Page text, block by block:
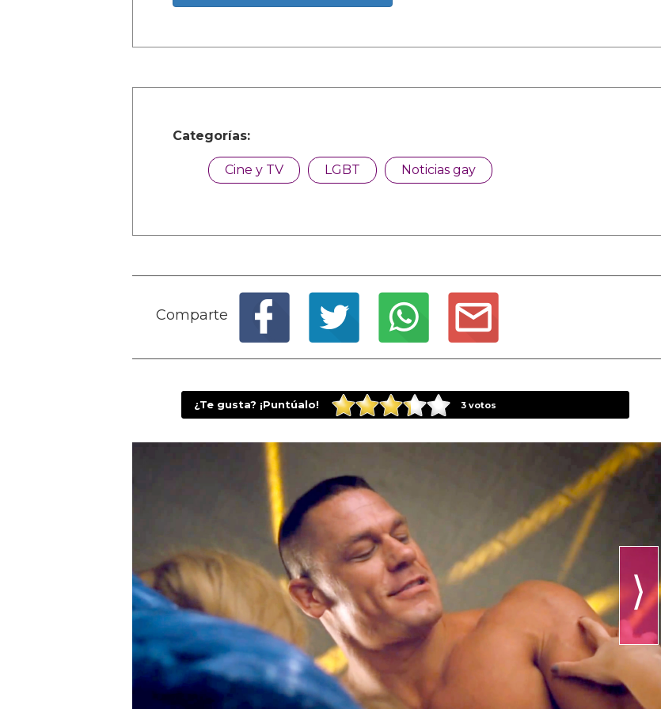
Categorías:
Cine y TV LGBT Noticias gay
Comparte
¿Te gusta? ¡Puntúalo! 3 votos
⟩